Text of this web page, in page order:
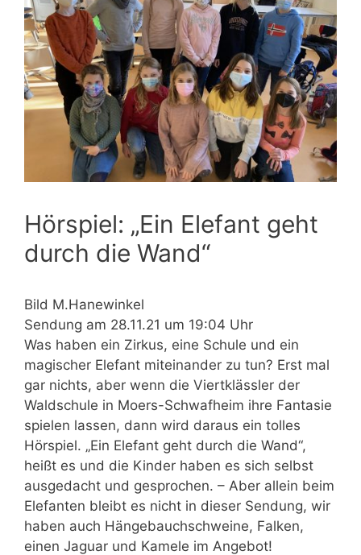
Hörspiel: „Ein Elefant geht
durch die Wand“
Bild M.Hanewinkel
Sendung am 28.11.21 um 19:04 Uhr
Was haben ein Zirkus, eine Schule und ein
magischer Elefant miteinander zu tun? Erst mal
gar nichts, aber wenn die Viertklässler der
Waldschule in Moers-Schwafheim ihre Fantasie
spielen lassen, dann wird daraus ein tolles
Hörspiel. „Ein Elefant geht durch die Wand“,
heißt es und die Kinder haben es sich selbst
ausgedacht und gesprochen. – Aber allein beim
Elefanten bleibt es nicht in dieser Sendung, wir
haben auch Hängebauchschweine, Falken,
einen Jaguar und Kamele im Angebot!